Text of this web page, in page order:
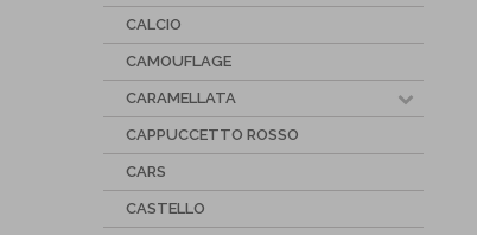
CALCIO
CAMOUFLAGE
CARAMELLATA
CAPPUCCETTO ROSSO
CARS
CASTELLO